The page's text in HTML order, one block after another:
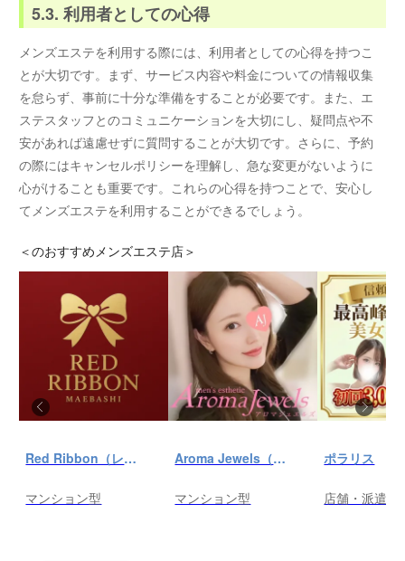
5.3. 利用者としての心得
メンズエステを利用する際には、利用者としての心得を持つこ
とが大切です。まず、サービス内容や料金についての情報収集
を怠らず、事前に十分な準備をすることが必要です。また、エ
ステスタッフとのコミュニケーションを大切にし、疑問点や不
安があれば遠慮せずに質問することが大切です。さらに、予約
の際にはキャンセルポリシーを理解し、急な変更がないように
心がけることも重要です。これらの心得を持つことで、安心し
てメンズエステを利用することができるでしょう。
＜のおすすめメンズエステ店＞
Red Ribbon（レッドリボン）前橋
マンション型
Aroma Jewels（アロマ ジュエルズ）秋葉原ルーム
マンション型
ポラリス
店舗・派遣